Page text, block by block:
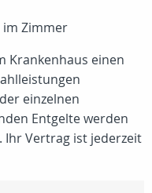
Zimmer
Krankenhaus einen
einzelnen
Entgelte werden
Ihr Vertrag ist jederzeit